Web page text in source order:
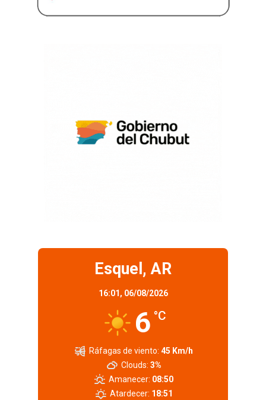
Esquel, AR
16:01, 06/08/2026
6 °C
Ráfagas de viento: 45 Km/h
Clouds: 3%
Amanecer: 08:50
Atardecer: 18:51